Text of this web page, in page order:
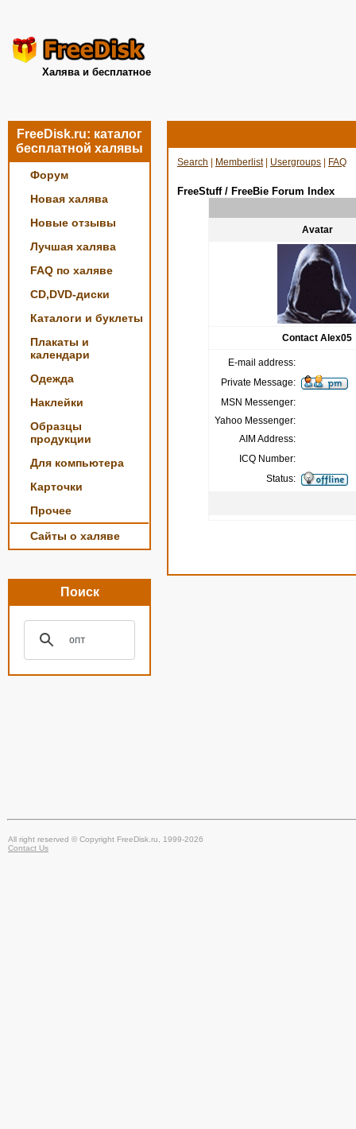
Халява и бесплатное
FreeDisk.ru: каталог
бесплатной халявы
Форум
Новая халява
Новые отзывы
Лучшая халява
FAQ по халяве
CD,DVD-диски
Каталоги и буклеты
Плакаты и
календари
Одежда
Наклейки
Образцы
продукции
Для компьютера
Карточки
Прочее
Сайты о халяве
Поиск
Search Memberlist| Usergroups FAQ
FreeStuff / FreeBie Forum Index
Avatar
Contact Alex05
E-mail address:
Private Message:
MSN Messenger:
Yahoo Messenger:
AIM Address:
ICQ Number:
Status:
All right reserved © Copyright FreeDisk.ru, 1999-2026
Contact Us